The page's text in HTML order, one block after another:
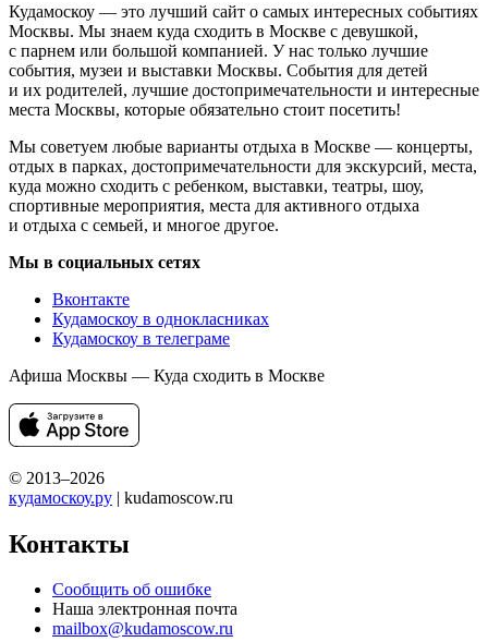
Кудамоскоу — это лучший сайт о самых интересных событиях
Москвы. Мы знаем куда сходить в Москве с девушкой,
с парнем или большой компанией. У нас только лучшие
события, музеи и выставки Москвы. События для детей
и их родителей, лучшие достопримечательности и интересные
места Москвы, которые обязательно стоит посетить!
Мы советуем любые варианты отдыха в Москве — концерты,
отдых в парках, достопримечательности для экскурсий, места,
куда можно сходить с ребенком, выставки, театры, шоу,
спортивные мероприятия, места для активного отдыха
и отдыха с семьей, и многое другое.
Мы в социальных сетях
Вконтакте
Кудамоскоу в однокласниках
Кудамоскоу в телеграме
Афиша Москвы — Куда сходить в Москве
© 2013–2026
кудамоскоу.ру | kudamoscow.ru
Контакты
Сообщить об ошибке
Наша электронная почта
mailbox@kudamoscow.ru